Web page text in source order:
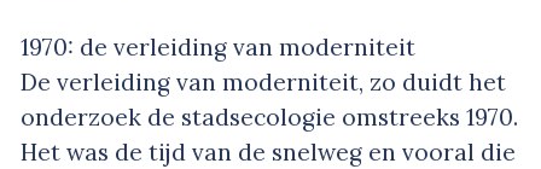
1970: de verleiding van moderniteit
De verleiding van moderniteit, zo duidt het
onderzoek de stadsecologie omstreeks 1970.
Het was de tijd van de snelweg en vooral die